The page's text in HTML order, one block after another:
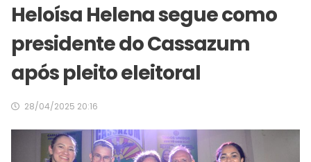
Heloísa Helena segue como
presidente do Cassazum
após pleito eleitoral
28/04/2025 20:16